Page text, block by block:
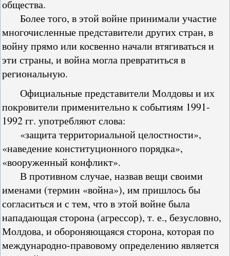
общества.
Более того, в этой войне принимали участие
многочисленные представители других стран, в
войну прямо или косвенно начали втягиваться и
эти страны, и война могла превратиться в
региональную.
Официальные представители Молдовы и их
покровители применительно к событиям 1991-
1992 гг. употребляют слова:
«защита территориальной целостности»,
«наведение конституционного порядка»,
«вооруженный конфликт».
В противном случае, назвав вещи своими
именами (термин «война»), им пришлось бы
согласиться и с тем, что в этой войне была
нападающая сторона (агрессор), т. е., безусловно,
Молдова, и обороняющаяся сторона, которая по
международно-правовому определению является